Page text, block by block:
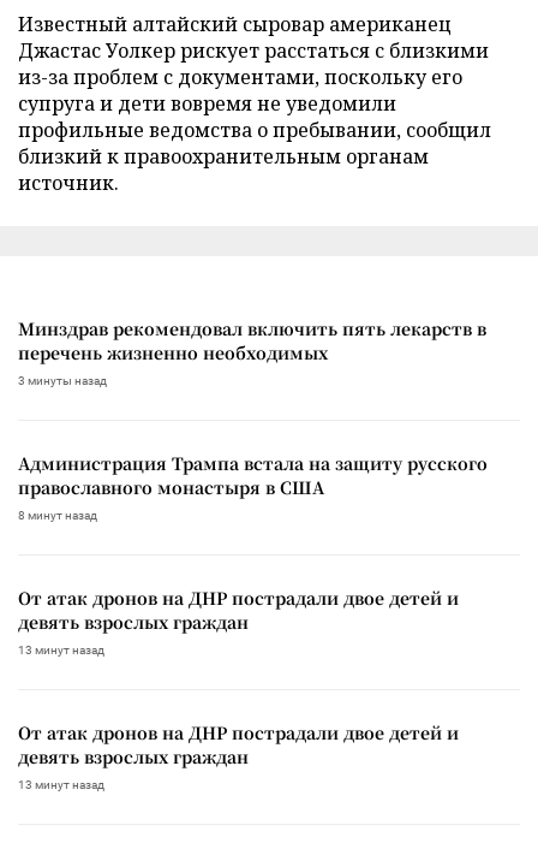
Известный алтайский сыровар американец
Джастас Уолкер рискует расстаться с близкими
из-за проблем с документами, поскольку его
супруга и дети вовремя не уведомили
профильные ведомства о пребывании, сообщил
близкий к правоохранительным органам
источник.
Минздрав рекомендовал включить пять лекарств в
перечень жизненно необходимых
3 минуты назад
Администрация Трампа встала на защиту русского
православного монастыря в США
8 минут назад
От атак дронов на ДНР пострадали двое детей и
девять взрослых граждан
13 минут назад
От атак дронов на ДНР пострадали двое детей и
девять взрослых граждан
13 минут назад